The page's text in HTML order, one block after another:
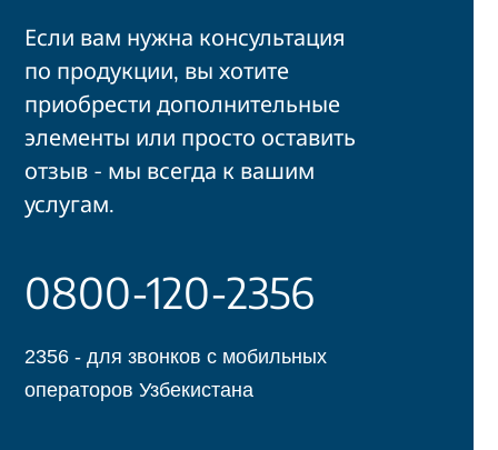
Если вам нужна консультация
по продукции, вы хотите
приобрести дополнительные
элементы или просто оставить
отзыв - мы всегда к вашим
услугам.
0800-120-2356
2356 - для звонков с мобильных
операторов Узбекистана